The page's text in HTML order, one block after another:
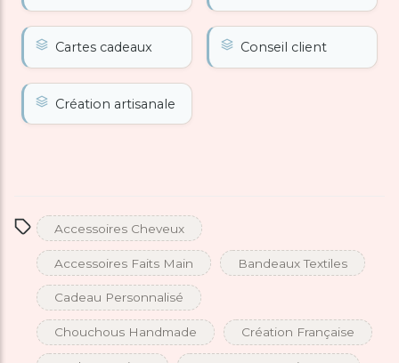
Cartes cadeaux Conseil client
Création artisanale
Accessoires Cheveux
Accessoires Faits Main Bandeaux Textiles
Cadeau Personnalisé
Chouchous Handmade Création Française